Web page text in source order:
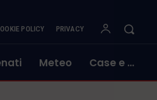
POLICY PRIVACY
Meteo Case e …